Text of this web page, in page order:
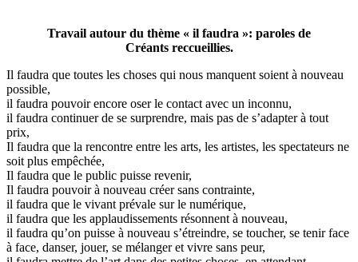
Travail autour du thème « il faudra »: paroles de
Créants reccueillies.
Il faudra que toutes les choses qui nous manquent soient à nouveau
possible,
il faudra pouvoir encore oser le contact avec un inconnu,
il faudra continuer de se surprendre, mais pas de s’adapter à tout
prix,
Il faudra que la rencontre entre les arts, les artistes, les spectateurs ne
soit plus empêchée,
Il faudra que le public puisse revenir,
Il faudra pouvoir à nouveau créer sans contrainte,
il faudra que le vivant prévale sur le numérique,
il faudra que les applaudissements résonnent à nouveau,
il faudra qu’on puisse à nouveau s’étreindre, se toucher, se tenir face
à face, danser, jouer, se mélanger et vivre sans peur,